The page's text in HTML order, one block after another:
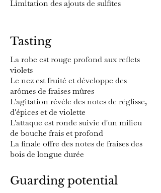
Limitation des ajouts de sulfites
Tasting
La robe est rouge profond aux reflets
violets
Le nez est fruité et développe des
arômes de fraises mûres
L'agitation révèle des notes de réglisse,
d'épices et de violette
L'attaque est ronde suivie d'un milieu
de bouche frais et profond
La finale offre des notes de fraises des
bois de longue durée
Guarding potential